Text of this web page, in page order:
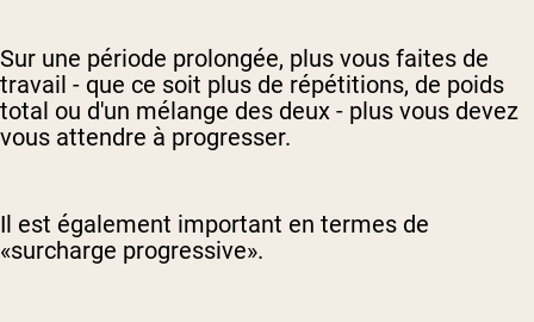
Sur une période prolongée, plus vous faites de
travail - que ce soit plus de répétitions, de poids
total ou d'un mélange des deux - plus vous devez
vous attendre à progresser.
Il est également important en termes de
«surcharge progressive».